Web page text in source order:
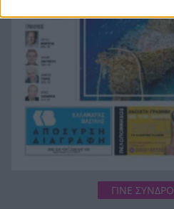
πινακίδες κυκλοφορίας
ΓΙΝΕ